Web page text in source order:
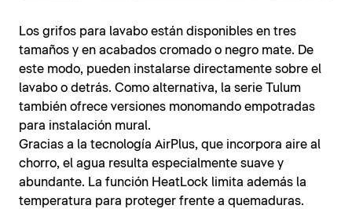
Los grifos para lavabo están disponibles en tres
tamaños y en acabados cromado o negro mate. De
este modo, pueden instalarse directamente sobre el
lavabo o detrás. Como alternativa, la serie Tulum
también ofrece versiones monomando empotradas
para instalación mural.
Gracias a la tecnología AirPlus, que incorpora aire al
chorro, el agua resulta especialmente suave y
abundante. La función HeatLock limita además la
temperatura para proteger frente a quemaduras.